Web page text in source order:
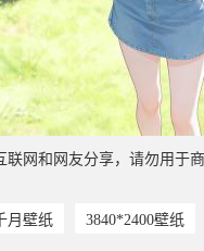
网和网友分享，请勿用
月壁纸 3840*2400壁纸